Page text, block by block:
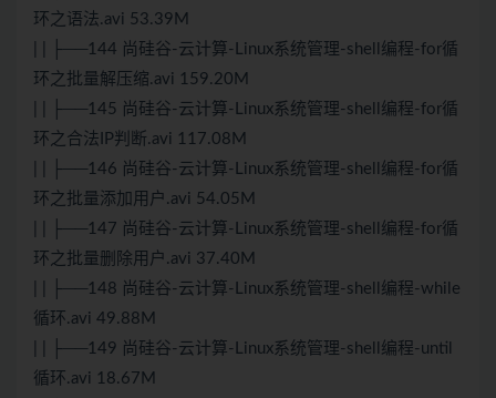
环之语法.avi 53.39M
| | ├──144 尚硅谷-云计算-Linux系统管理-shell编程-for循
环之批量解压缩.avi 159.20M
| | ├──145 尚硅谷-云计算-Linux系统管理-shell编程-for循
环之合法IP判断.avi 117.08M
| | ├──146 尚硅谷-云计算-Linux系统管理-shell编程-for循
环之批量添加用户.avi 54.05M
| | ├──147 尚硅谷-云计算-Linux系统管理-shell编程-for循
环之批量删除用户.avi 37.40M
| | ├──148 尚硅谷-云计算-Linux系统管理-shell编程-while
循环.avi 49.88M
| | ├──149 尚硅谷-云计算-Linux系统管理-shell编程-until
循环.avi 18.67M